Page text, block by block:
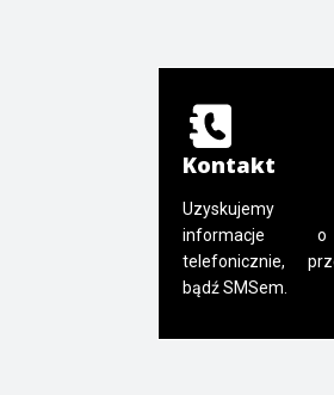
Kontakt
Uzyskujemy
informacje o
telefonicznie,
bądź SMSem.